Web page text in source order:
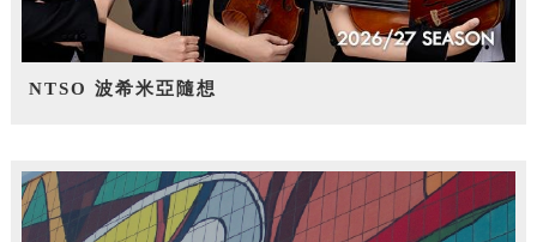
NTSO 波希米亞隨想